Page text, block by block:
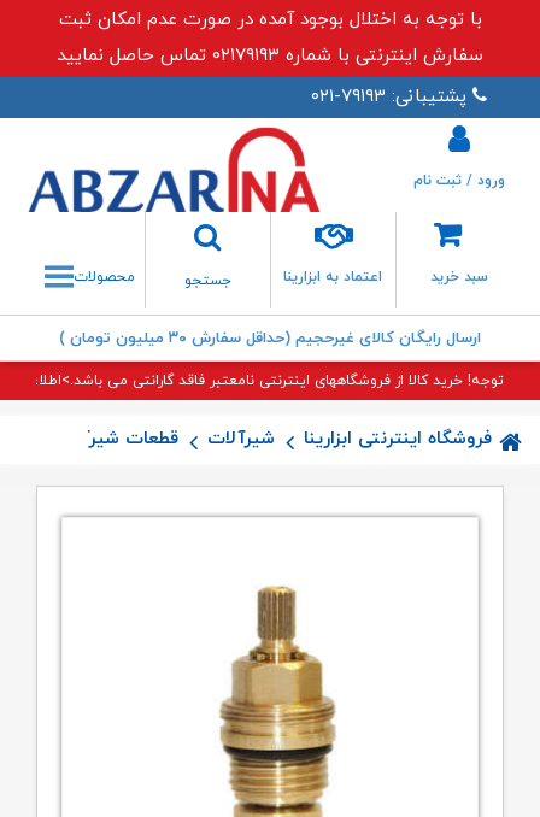
با توجه به اختلال بوجود آمده در صورت عدم امکان ثبت
سفارش اینترنتی با شماره ۰۲۱۷۹۱۹۳ تماس حاصل نمایید
پشتیبانی: ۷۹۱۹۳-۰۲۱
سبد خرید اعتماد به ابزارینا
جستجو
جستجو
ورود / ثبت نام
محصولات
ارسال رایگان کالای غیرحجیم (حداقل سفارش ۳۰ میلیون تومان )
توجه! خرید کالا از فروشگاههای اینترنتی نامعتبر فاقد گارانتی می باشد.>اطلاعات
فروشگاه اینترنتی ابزارینا شیرآلات قطعات شیرآلات